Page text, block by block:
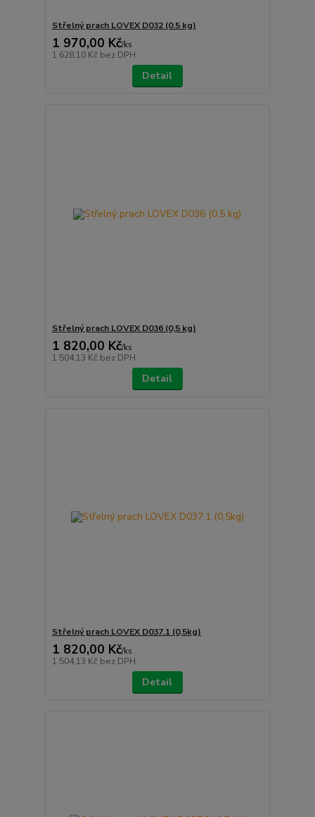
Střelný prach LOVEX D032 (0.5 kg)
1 970,00 Kč/ks
1 628,10 Kč bez DPH
Detail
Střelný prach LOVEX D036 (0,5 kg)
1 820,00 Kč/ks
1 504,13 Kč bez DPH
Detail
Střelný prach LOVEX D037.1 (0,5kg)
1 820,00 Kč/ks
1 504,13 Kč bez DPH
Detail